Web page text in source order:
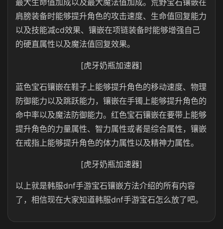
最大生命值加成以及最大魔法值加成。荒野宝石镶嵌在
肩膀装备时能够提升角色的攻击速度、生命值回复能力
以及技能减cd效果、镶嵌在项链装备时能够增强自己
的硬直属性以及魔法值回复效果。
[虎牙奶瓶加速器]
蓝色宝石镶嵌在鞋子上能够提升角色的移动速度、物理
防御能力以及跳跃能力，镶嵌在手镯上能够提升角色的
命中率以及魔法防御能力。红色宝石镶嵌在要带上能够
提升角色的力量属性、智力属性或者是综合属性，镶嵌
在戒指上能够提升角色的体力属性以及精神力属性。
[虎牙奶瓶加速器]
以上就是韩服dnf手游宝石镶嵌方法介绍的所有内容
了，相信现在大家知道韩服dnf手游宝石怎么放了吧。